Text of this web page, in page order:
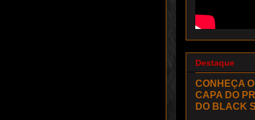
Destaque
CONHEÇA
CAPA DO
DO BLACK